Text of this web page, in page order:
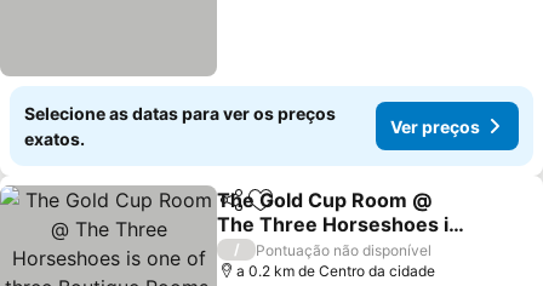
Selecione as datas para ver os preços
exatos.
Ver preços
PartilharAdicionar aos favoritos
The Gold Cup Room @
The Three Horseshoes is
one of three Boutique
Rooms.
/
Pontuação não disponível
a 0.2 km de Centro da cidade